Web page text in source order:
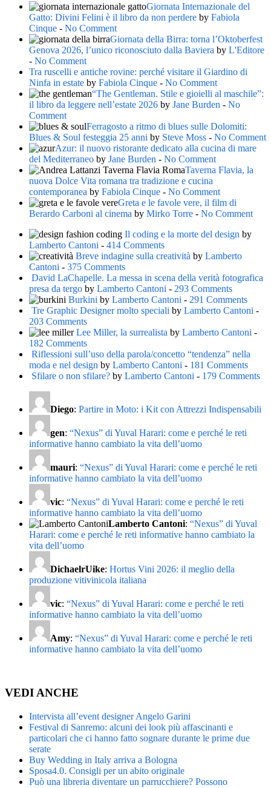
Giornata Internazionale del
Gatto: Divini Felini è il libro da non perdere by Fabiola
Cinque - No Comment
Giornata della Birra: torna l’Oktoberfest
Genova 2026, l’unico riconosciuto dalla Baviera by L'Editore
- No Comment
Tra ruscelli e antiche rovine: perché visitare il Giardino di
Ninfa in estate by Fabiola Cinque - No Comment
“The Gentleman. Stile e gioielli al maschile”:
il libro da leggere nell’estate 2026 by Jane Burden - No
Comment
Ferragosto a ritmo di blues sulle Dolomiti:
Blues & Soul festeggia 25 anni by Steve Moss - No Comment
Azur: il nuovo ristorante dedicato alla cucina di mare
del Mediterraneo by Jane Burden - No Comment
Taverna Flavia, la
nuova Dolce Vita romana tra tradizione e cucina
contemporanea by Fabiola Cinque - No Comment
Greta e le favole vere, il film di
Berardo Carboni al cinema by Mirko Torre - No Comment
Il coding e la morte del design by
Lamberto Cantoni - 414 Comments
Breve indagine sulla creatività by Lamberto
Cantoni - 375 Comments
David LaChapelle. La messa in scena della verità fotografica
presa da tergo by Lamberto Cantoni - 293 Comments
Burkini by Lamberto Cantoni - 291 Comments
Tre Graphic Designer molto speciali by Lamberto Cantoni -
203 Comments
Lee Miller, la surrealista by Lamberto Cantoni -
182 Comments
Riflessioni sull’uso della parola/concetto “tendenza” nella
moda e nel design by Lamberto Cantoni - 181 Comments
Sfilare o non sfilare? by Lamberto Cantoni - 179 Comments
Diego: Partire in Moto: i Kit con Attrezzi Indispensabili
gen: “Nexus” di Yuval Harari: come e perché le reti
informative hanno cambiato la vita dell’uomo
mauri: “Nexus” di Yuval Harari: come e perché le reti
informative hanno cambiato la vita dell’uomo
vic: “Nexus” di Yuval Harari: come e perché le reti
informative hanno cambiato la vita dell’uomo
Lamberto Cantoni: “Nexus” di Yuval
Harari: come e perché le reti informative hanno cambiato la
vita dell’uomo
DichaelrUike: Hortus Vini 2026: il meglio della
produzione vitivinicola italiana
vic: “Nexus” di Yuval Harari: come e perché le reti
informative hanno cambiato la vita dell’uomo
Amy: “Nexus” di Yuval Harari: come e perché le reti
informative hanno cambiato la vita dell’uomo
VEDI ANCHE
Intervista all’event designer Angelo Garini
Festival di Sanremo: alcuni dei look più affascinanti e
particolari che ci hanno fatto sognare durante le prime due
serate
Buy Wedding in Italy arriva a Bologna
Sposa4.0. Consigli per un abito originale
Può una libreria diventare un parrucchiere? Possono